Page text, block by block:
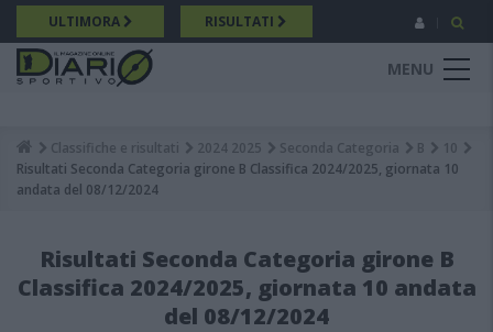
Salta
al
contenuto
principale
ULTIMORA RISULTATI
MENU
Breadcrumb
Classifiche e risultati 2024 2025 Seconda Categoria B
10
Risultati Seconda Categoria girone B Classifica 2024/2025, giornata 10
andata del 08/12/2024
Risultati Seconda Categoria girone B
Classifica 2024/2025, giornata 10 andata
del 08/12/2024